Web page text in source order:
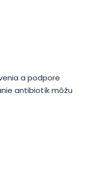
a podpore
antibiotík môžu